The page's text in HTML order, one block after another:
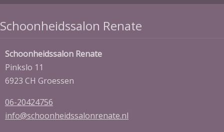
Schoonheidssalon Renate
Schoonheidssalon Renate
Pinkslo 11
6923 CH Groessen
06-20424756
info@schoonheidssalonrenate.nl